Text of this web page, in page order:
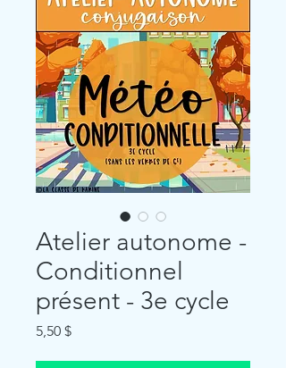
Atelier autonome -
Conditionnel
présent - 3e cycle
5,50 $Price